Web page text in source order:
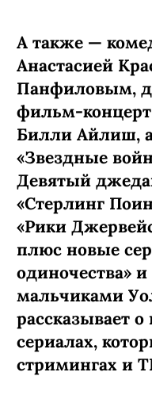
А также —
Анастасией
Панфиловым,
фильм-
Билли Айлиш,
«Звездные
Девятый
«Стерлинг
«Рики
плюс новые
одиночества»
мальчиками
рассказывает
сериалах,
стримингах и